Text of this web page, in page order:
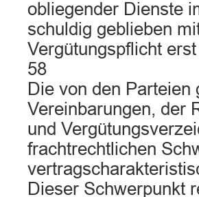
obliegender Dienste
schuldig geblieben
Vergütungspflicht
58
Die von den
Vereinbarungen, der
und
frachtrechtlichen
Dieser Schwerpunkt